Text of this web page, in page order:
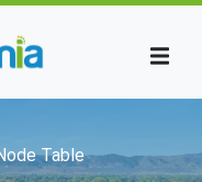
ayuda a la
Table